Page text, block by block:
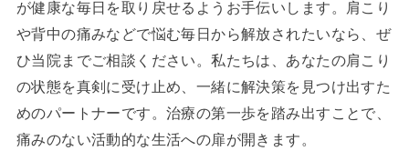
が健康な毎日を取り戻せるようお手伝いします。肩こり
や背中の痛みなどで悩む毎日から解放されたいなら、ぜ
ひ当院までご相談ください。私たちは、あなたの肩こり
の状態を真剣に受け止め、一緒に解決策を見つけ出すた
めのパートナーです。治療の第一歩を踏み出すことで、
痛みのない活動的な生活への扉が開きます。